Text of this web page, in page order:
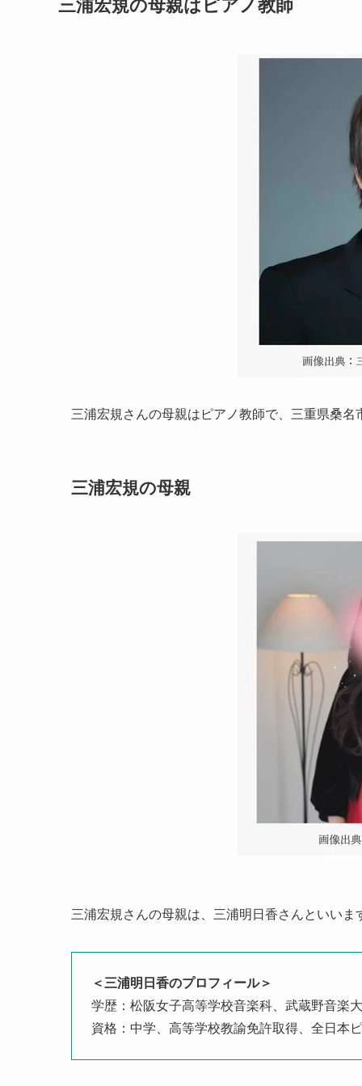
三浦宏規の母親はピアノ教師
三浦宏規さんの母親はピアノ教師で、三重県桑
三浦宏規の母親
三浦宏規さんの母親は、三浦明日香さんといいま
＜三浦明日香のプロフィール＞
学歴：松阪女子高等学校音楽科、武蔵野音楽
資格：中学、高等学校教諭免許取得、全日本